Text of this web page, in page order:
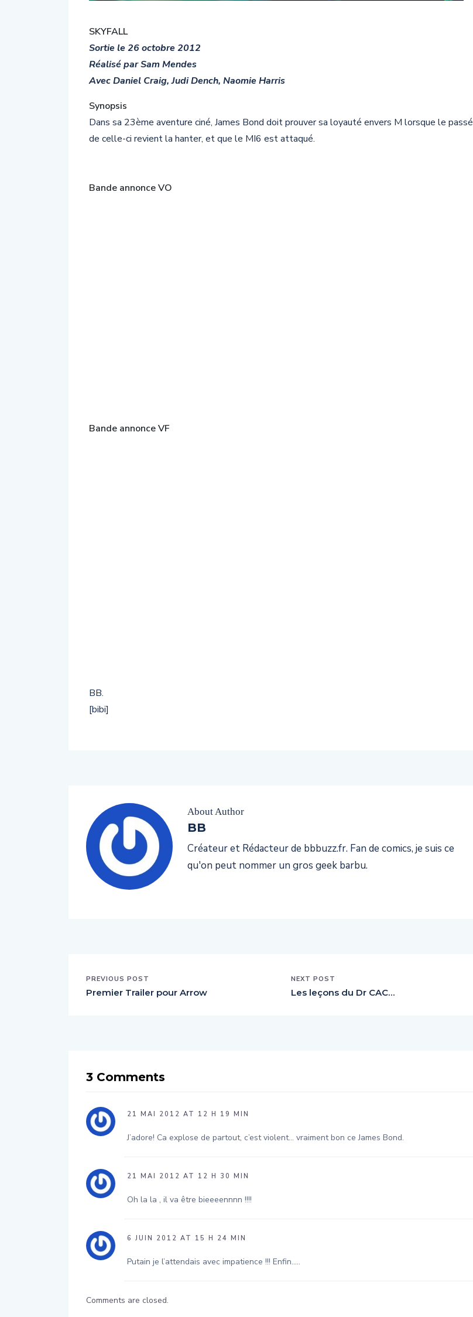
SKYFALL
Sortie le 26 octobre 2012
Réalisé par Sam Mendes
Avec Daniel Craig, Judi Dench, Naomie Harris
Synopsis
Dans sa 23ème aventure ciné, James Bond doit prouver sa loyauté envers M lorsque le passé
de celle-ci revient la hanter, et que le MI6 est attaqué.
Bande annonce VO
Bande annonce VF
BB.
[bibi]
About Author
BB
Créateur et Rédacteur de bbbuzz.fr. Fan de comics, je suis ce
qu'on peut nommer un gros geek barbu.
PREVIOUS POST
Premier Trailer pour Arrow
NEXT POST
Les leçons du Dr CAC…
3 Comments
21 MAI 2012 AT 12 H 19 MIN
J’adore! Ca explose de partout, c’est violent… vraiment bon ce James Bond.
21 MAI 2012 AT 12 H 30 MIN
Oh la la , il va être bieeeennnn !!!!
6 JUIN 2012 AT 15 H 24 MIN
Putain je l’attendais avec impatience !!! Enfin…..
Comments are closed.